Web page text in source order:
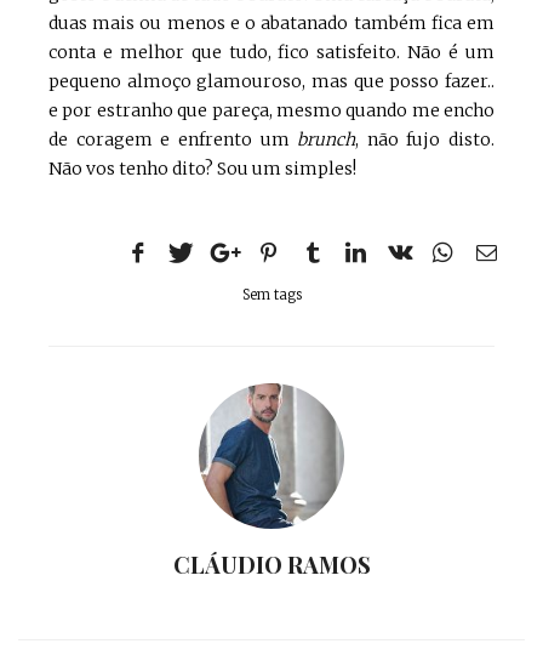
duas mais ou menos e o abatanado também fica em
conta e melhor que tudo, fico satisfeito. Não é um
pequeno almoço glamouroso, mas que posso fazer..
e por estranho que pareça, mesmo quando me encho
de coragem e enfrento um brunch, não fujo disto.
Não vos tenho dito? Sou um simples!
Sem tags
CLÁUDIO RAMOS